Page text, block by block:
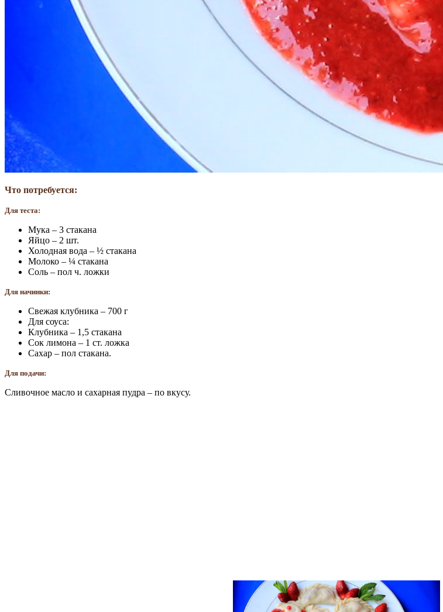
Что потребуется:
Для теста:
Мука – 3 стакана
Яйцо – 2 шт.
Холодная вода – ½ стакана
Молоко – ¼ стакана
Соль – пол ч. ложки
Для начинки:
Свежая клубника – 700 г
Для соуса:
Клубника – 1,5 стакана
Сок лимона – 1 ст. ложка
Сахар – пол стакана.
Для подачи:
Сливочное масло и сахарная пудра – по вкусу.